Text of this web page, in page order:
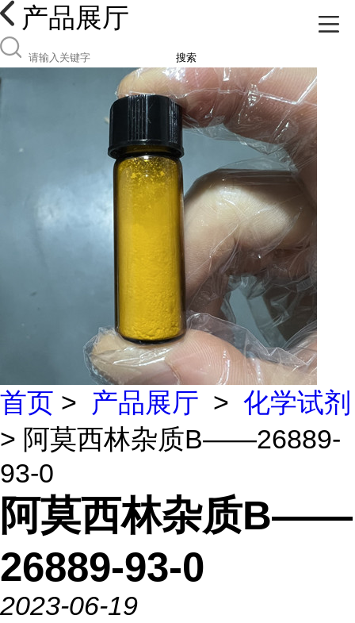
产品展厅
搜索
首页 > 产品展厅 > 化学试剂
> 阿莫西林杂质B——26889-
93-0
阿莫西林杂质B——
26889-93-0
2023-06-19